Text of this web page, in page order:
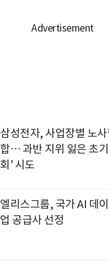
삼성전자, 사업장별 노
합… 과반 지위 잃은 초
회' 시도
엘리스그룹, 국가 AI 데
업 공급사 선정